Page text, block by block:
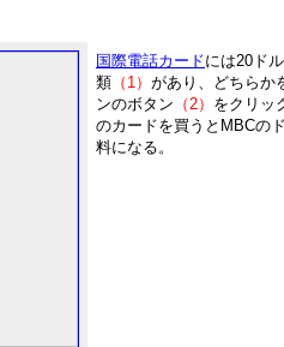
国際電話カードには20ド
類 （1） があり、どちらか
ンのボタン （2） をクリッ
のカードを買うとMBCの
料になる。